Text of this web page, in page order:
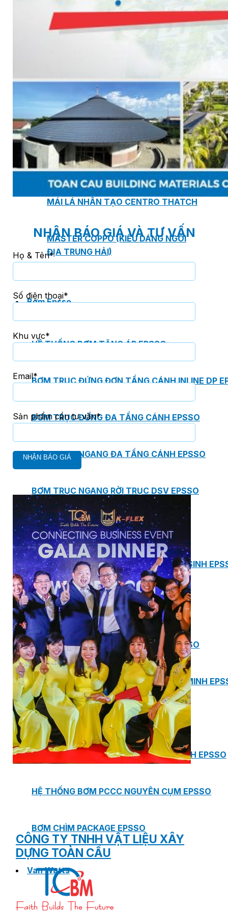
TẤM ỐP ĐA NĂNG FRONTO
GỖ NHÂN TẠO NAM SOON
GỖ SINH THÁI NOVANO
VÁN OSB (VÁN DĂM ĐỊNH HƯỚNG)
MÁI LÁ NHÂN TẠO CENTRO THATCH
MASTER COPPO (KIỂU DÁNG NGÓI
ĐỊA TRUNG HẢI)
Bơm Epsso
HỆ THỐNG BƠM TĂNG ÁP EPSSO
BƠM TRỤC ĐỨNG ĐƠN TẦNG CÁNH INLINE DP
BƠM TRỤC ĐỨNG ĐA TẦNG CÁNH EPSSO
BƠM TRỤC NGANG ĐA TẦNG CÁNH EPSSO
BƠM TRỤC NGANG RỜI TRỤC DSV EPSSO
BƠM CHÌM THOÁT NƯỚC EPSSO
HỆ THỐNG BƠM NÂNG NƯỚC THẢI VỆ SINH
HỆ THỐNG CẤP NƯỚC UỐNG EPSSO
HỆ THỐNG TÁCH DẦU NƯỚC THẢI EPSSO
HỆ THỐNG XỬ LÝ NƯỚC THẢI THÔNG MINH
PHÒNG BƠM (PUMP ROOM) EPSSO
TRẠM BƠM TÍCH HỢP SẴN THÔNG MINH EPSSO
HỆ THỐNG BƠM PCCC NGUYÊN CỤM EPSSO
BƠM CHÌM PACKAGE EPSSO
Van Watts
NHẬN BÁO GIÁ VÀ TƯ VẤN
Họ & Tên*
Số điện thoại*
Khu vực*
Email*
Sản phẩm cần tư vấn*
CÔNG TY TNHH VẬT LIỆU XÂY
DỰNG TOÀN CẦU